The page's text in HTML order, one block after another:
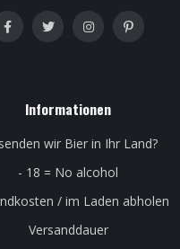
Informationen
wir Bier in Ihr Land?
- 18 = No alcohol
/ im Laden abholen
Versanddauer